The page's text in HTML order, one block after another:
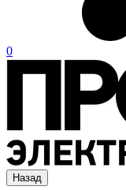
0
Назад